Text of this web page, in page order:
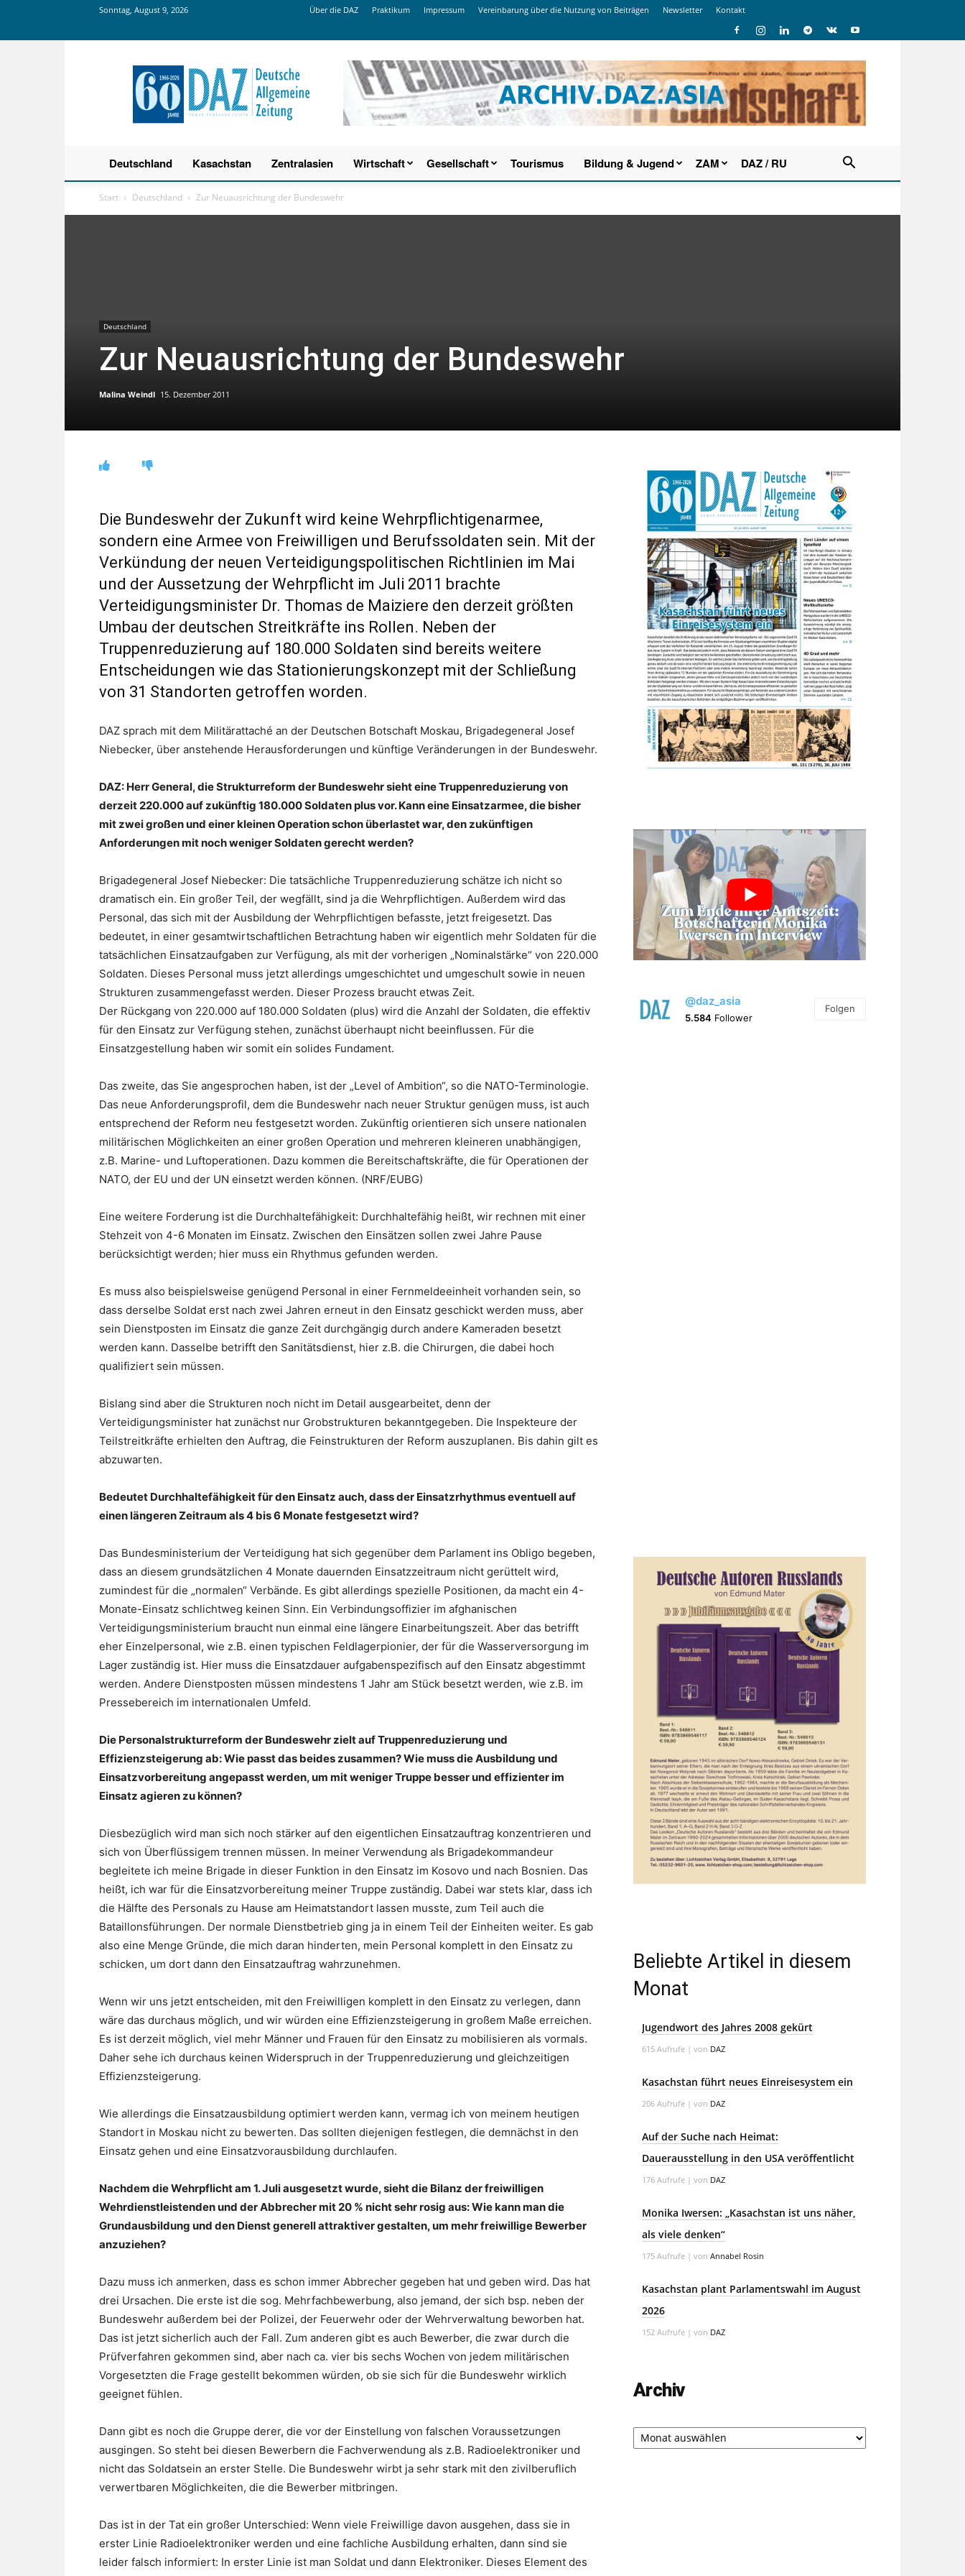
Sonntag, August 9, 2026 Über die DAZ Praktikum Impressum Vereinbarung über die Nutzung von Beiträgen Newsletter Kontakt
Deutsche
Allgemeine
Zeitung
Deutschland Kasachstan Zentralasien Wirtschaft Gesellschaft Tourismus Bildung & Jugend ZAM DAZ / RU
Start Deutschland Zur Neuausrichtung der Bundeswehr
Deutschland
Zur Neuausrichtung der Bundeswehr
Malina Weindl 15. Dezember 2011
Die Bundeswehr der Zukunft wird keine Wehrpflichtigenarmee,
sondern eine Armee von Freiwilligen und Berufssoldaten sein. Mit der
Verkündung der neuen Verteidigungspolitischen Richtlinien im Mai
und der Aussetzung der Wehrpflicht im Juli 2011 brachte
Verteidigungsminister Dr. Thomas de Maiziere den derzeit größten
Umbau der deutschen Streitkräfte ins Rollen. Neben der
Truppenreduzierung auf 180.000 Soldaten sind bereits weitere
Entscheidungen wie das Stationierungskonzept mit der Schließung
von 31 Standorten getroffen worden.
DAZ sprach mit dem Militärattaché an der Deutschen Botschaft Moskau, Brigadegeneral Josef
Niebecker, über anstehende Herausforderungen und künftige Veränderungen in der Bundeswehr.
DAZ: Herr General, die Strukturreform der Bundeswehr sieht eine Truppenreduzierung von
derzeit 220.000 auf zukünftig 180.000 Soldaten plus vor. Kann eine Einsatzarmee, die bisher
mit zwei großen und einer kleinen Operation schon überlastet war, den zukünftigen
Anforderungen mit noch weniger Soldaten gerecht werden?
Brigadegeneral Josef Niebecker: Die tatsächliche Truppenreduzierung schätze ich nicht so
dramatisch ein. Ein großer Teil, der wegfällt, sind ja die Wehrpflichtigen. Außerdem wird das
Personal, das sich mit der Ausbildung der Wehrpflichtigen befasste, jetzt freigesetzt. Das
bedeutet, in einer gesamtwirtschaftlichen Betrachtung haben wir eigentlich mehr Soldaten für die
tatsächlichen Einsatzaufgaben zur Verfügung, als mit der vorherigen „Nominalstärke“ von 220.000
Soldaten. Dieses Personal muss jetzt allerdings umgeschichtet und umgeschult sowie in neuen
Strukturen zusammengefasst werden. Dieser Prozess braucht etwas Zeit.
Der Rückgang von 220.000 auf 180.000 Soldaten (plus) wird die Anzahl der Soldaten, die effektiv
für den Einsatz zur Verfügung stehen, zunächst überhaupt nicht beeinflussen. Für die
Einsatzgestellung haben wir somit ein solides Fundament.
Das zweite, das Sie angesprochen haben, ist der „Level of Ambition“, so die NATO-Terminologie.
Das neue Anforderungsprofil, dem die Bundeswehr nach neuer Struktur genügen muss, ist auch
entsprechend der Reform neu festgesetzt worden. Zukünftig orientieren sich unsere nationalen
militärischen Möglichkeiten an einer großen Operation und mehreren kleineren unabhängigen,
z.B. Marine- und Luftoperationen. Dazu kommen die Bereitschaftskräfte, die für Operationen der
NATO, der EU und der UN einsetzt werden können. (NRF/EUBG)
Eine weitere Forderung ist die Durchhaltefähigkeit: Durchhaltefähig heißt, wir rechnen mit einer
Stehzeit von 4-6 Monaten im Einsatz. Zwischen den Einsätzen sollen zwei Jahre Pause
berücksichtigt werden; hier muss ein Rhythmus gefunden werden.
Es muss also beispielsweise genügend Personal in einer Fernmeldeeinheit vorhanden sein, so
dass derselbe Soldat erst nach zwei Jahren erneut in den Einsatz geschickt werden muss, aber
sein Dienstposten im Einsatz die ganze Zeit durchgängig durch andere Kameraden besetzt
werden kann. Dasselbe betrifft den Sanitätsdienst, hier z.B. die Chirurgen, die dabei hoch
qualifiziert sein müssen.
Bislang sind aber die Strukturen noch nicht im Detail ausgearbeitet, denn der
Verteidigungsminister hat zunächst nur Grobstrukturen bekanntgegeben. Die Inspekteure der
Teilstreitkräfte erhielten den Auftrag, die Feinstrukturen der Reform auszuplanen. Bis dahin gilt es
abzuwarten.
Bedeutet Durchhaltefähigkeit für den Einsatz auch, dass der Einsatzrhythmus eventuell auf
einen längeren Zeitraum als 4 bis 6 Monate festgesetzt wird?
Das Bundesministerium der Verteidigung hat sich gegenüber dem Parlament ins Obligo begeben,
dass an diesem grundsätzlichen 4 Monate dauernden Einsatzzeitraum nicht gerüttelt wird,
zumindest für die „normalen“ Verbände. Es gibt allerdings spezielle Positionen, da macht ein 4-
Monate-Einsatz schlichtweg keinen Sinn. Ein Verbindungsoffizier im afghanischen
Verteidigungsministerium braucht nun einmal eine längere Einarbeitungszeit. Aber das betrifft
eher Einzelpersonal, wie z.B. einen typischen Feldlagerpionier, der für die Wasserversorgung im
Lager zuständig ist. Hier muss die Einsatzdauer aufgabenspezifisch auf den Einsatz abgestimmt
werden. Andere Dienstposten müssen mindestens 1 Jahr am Stück besetzt werden, wie z.B. im
Pressebereich im internationalen Umfeld.
Die Personalstrukturreform der Bundeswehr zielt auf Truppenreduzierung und
Effizienzsteigerung ab: Wie passt das beides zusammen? Wie muss die Ausbildung und
Einsatzvorbereitung angepasst werden, um mit weniger Truppe besser und effizienter im
Einsatz agieren zu können?
Diesbezüglich wird man sich noch stärker auf den eigentlichen Einsatzauftrag konzentrieren und
sich von Überflüssigem trennen müssen. In meiner Verwendung als Brigadekommandeur
begleitete ich meine Brigade in dieser Funktion in den Einsatz im Kosovo und nach Bosnien. Das
heißt, ich war für die Einsatzvorbereitung meiner Truppe zuständig. Dabei war stets klar, dass ich
die Hälfte des Personals zu Hause am Heimatstandort lassen musste, zum Teil auch die
Bataillonsführungen. Der normale Dienstbetrieb ging ja in einem Teil der Einheiten weiter. Es gab
also eine Menge Gründe, die mich daran hinderten, mein Personal komplett in den Einsatz zu
schicken, um dort dann den Einsatzauftrag wahrzunehmen.
Wenn wir uns jetzt entscheiden, mit den Freiwilligen komplett in den Einsatz zu verlegen, dann
wäre das durchaus möglich, und wir würden eine Effizienzsteigerung in großem Maße erreichen.
Es ist derzeit möglich, viel mehr Männer und Frauen für den Einsatz zu mobilisieren als vormals.
Daher sehe ich durchaus keinen Widerspruch in der Truppenreduzierung und gleichzeitigen
Effizienzsteigerung.
Wie allerdings die Einsatzausbildung optimiert werden kann, vermag ich von meinem heutigen
Standort in Moskau nicht zu bewerten. Das sollten diejenigen festlegen, die demnächst in den
Einsatz gehen und eine Einsatzvorausbildung durchlaufen.
Nachdem die Wehrpflicht am 1. Juli ausgesetzt wurde, sieht die Bilanz der freiwilligen
Wehrdienstleistenden und der Abbrecher mit 20 % nicht sehr rosig aus: Wie kann man die
Grundausbildung und den Dienst generell attraktiver gestalten, um mehr freiwillige Bewerber
anzuziehen?
Dazu muss ich anmerken, dass es schon immer Abbrecher gegeben hat und geben wird. Das hat
drei Ursachen. Die erste ist die sog. Mehrfachbewerbung, also jemand, der sich bsp. neben der
Bundeswehr außerdem bei der Polizei, der Feuerwehr oder der Wehrverwaltung beworben hat.
Das ist jetzt sicherlich auch der Fall. Zum anderen gibt es auch Bewerber, die zwar durch die
Prüfverfahren gekommen sind, aber nach ca. vier bis sechs Wochen von jedem militärischen
Vorgesetzten die Frage gestellt bekommen würden, ob sie sich für die Bundeswehr wirklich
geeignet fühlen.
Dann gibt es noch die Gruppe derer, die vor der Einstellung von falschen Voraussetzungen
ausgingen. So steht bei diesen Bewerbern die Fachverwendung als z.B. Radioelektroniker und
nicht das Soldatsein an erster Stelle. Die Bundeswehr wirbt ja sehr stark mit den zivilberuflich
verwertbaren Möglichkeiten, die die Bewerber mitbringen.
Das ist in der Tat ein großer Unterschied: Wenn viele Freiwillige davon ausgehen, dass sie in
erster Linie Radioelektroniker werden und eine fachliche Ausbildung erhalten, dann sind sie
leider falsch informiert: In erster Linie ist man Soldat und dann Elektroniker. Dieses Element des
@daz_asia
5.584 Follower
Folgen
Beliebte Artikel in diesem
Monat
Jugendwort des Jahres 2008 gekürt
615 Aufrufe | von DAZ
Kasachstan führt neues Einreisesystem ein
206 Aufrufe | von DAZ
Auf der Suche nach Heimat:
Dauerausstellung in den USA veröffentlicht
176 Aufrufe | von DAZ
Monika Iwersen: „Kasachstan ist uns näher,
als viele denken“
175 Aufrufe | von Annabel Rosin
Kasachstan plant Parlamentswahl im August
2026
152 Aufrufe | von DAZ
Archiv
Archiv